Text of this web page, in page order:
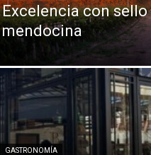
Excelencia con
mendocina
GASTRONOMÍA